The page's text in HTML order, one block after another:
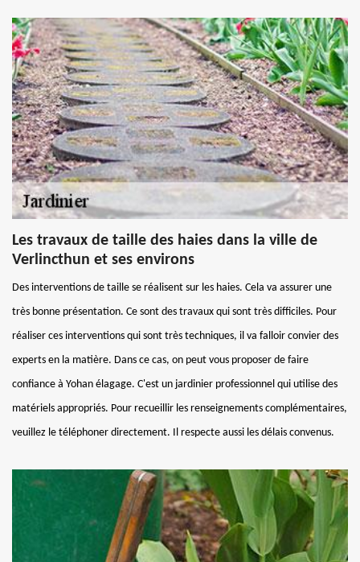
Les travaux de taille des haies dans la ville de
Verlincthun et ses environs
Des interventions de taille se réalisent sur les haies. Cela va assurer une
très bonne présentation. Ce sont des travaux qui sont très difficiles. Pour
réaliser ces interventions qui sont très techniques, il va falloir convier des
experts en la matière. Dans ce cas, on peut vous proposer de faire
confiance à Yohan élagage. C'est un jardinier professionnel qui utilise des
matériels appropriés. Pour recueillir les renseignements complémentaires,
veuillez le téléphoner directement. Il respecte aussi les délais convenus.